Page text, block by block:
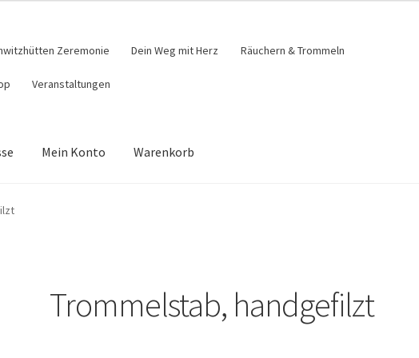
Zeremonie Dein Weg mit Herz Räuchern & Trommeln
Veranstaltungen
Mein Konto Warenkorb
& Trommeln
Trommelstab, handgefilzt